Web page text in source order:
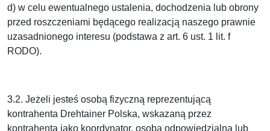
d) w celu ewentualnego ustalenia, dochodzenia lub obrony
przed roszczeniami będącego realizacją naszego prawnie
uzasadnionego interesu (podstawa z art. 6 ust. 1 lit. f
RODO).
3.2. Jeżeli jesteś osobą fizyczną reprezentującą
kontrahenta Drehtainer Polska, wskazaną przez
kontrahenta jako koordynator, osoba odpowiedzialna lub